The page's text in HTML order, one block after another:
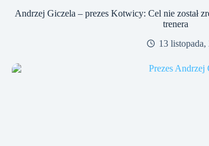
Andrzej Giczela – prezes Kotwicy: Cel nie został
trenera
13 listopada,